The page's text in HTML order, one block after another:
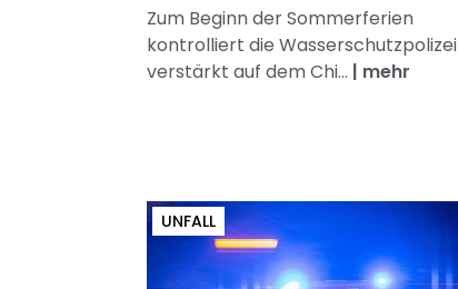
Zum Beginn der Sommerferien
kontrolliert die Wasserschutzpolizei
verstärkt auf dem Chi... | mehr
UNFALL